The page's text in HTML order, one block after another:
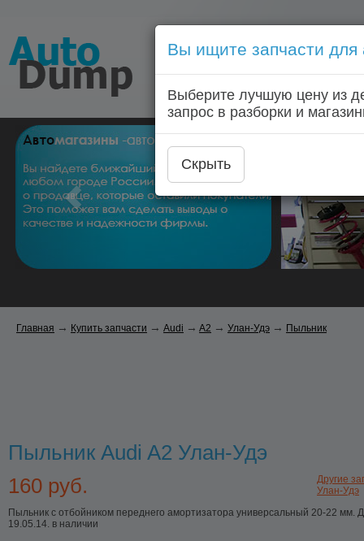
Голосовой запрос
Главная
Главная → Купить запчасти → Audi → A2 → Улан-Удэ → Пыльник
Пыльник Audi A2 Улан-Удэ
Другие
Улан-Удэ
160 руб.
Пыльник с отбойником переднего амортизатора универсальный 20-22 мм.
19.05.14. в наличии
Вы ищите запчасти для
Выберите лучшую цену из
запрос в разборки и
Скрыть